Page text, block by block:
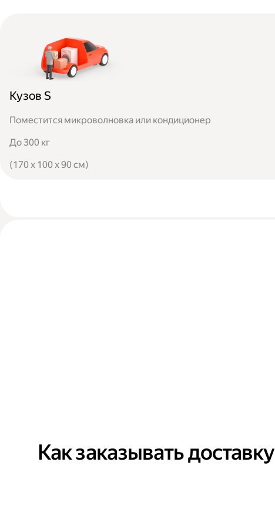
Кузов S
Поместится микроволновка или кондиционер
До 300 кг
(170 x 100 x 90 см)
Как заказывать доставку